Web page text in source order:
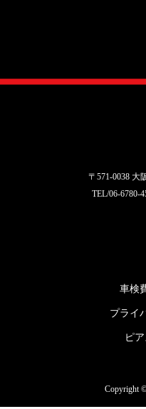
〒571-0038 大
TEL/06-6780-
車検
プライ
ピ
Copyright